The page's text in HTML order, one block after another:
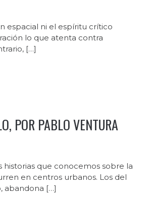
espacial ni el espíritu crítico
lo que atenta contra
[…]
POR PABLO VENTURA
historias que conocemos sobre la
en centros urbanos. Los del
abandona […]